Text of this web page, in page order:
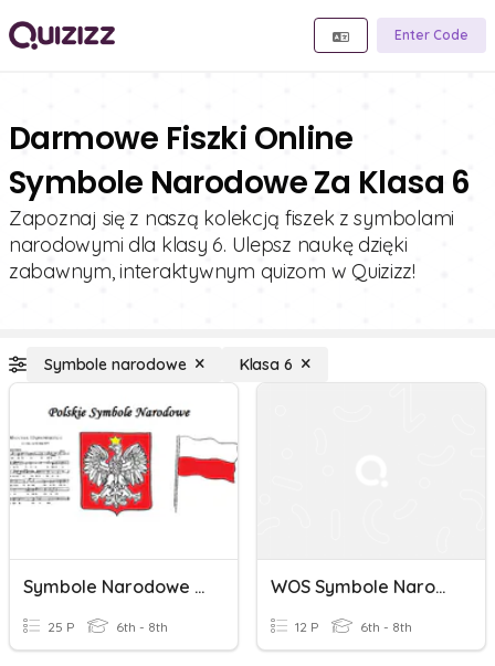
Enter Code
Darmowe Fiszki Online
Symbole Narodowe Za Klasa 6
Zapoznaj się z naszą kolekcją fiszek z symbolami
narodowymi dla klasy 6. Ulepsz naukę dzięki
zabawnym, interaktywnym quizom w Quizizz!
Symbole narodowe Klasa 6
Symbole Narodowe Polski Quiz Dla Klas 6-8
25 P 6th - 8th
WOS Symbole Narodowe
12 P 6th - 8th